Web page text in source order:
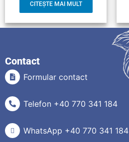
CITEȘTE MAI MULT
Contact
Formular contact
Telefon +40 770 341 184
WhatsApp +40 770 341 184